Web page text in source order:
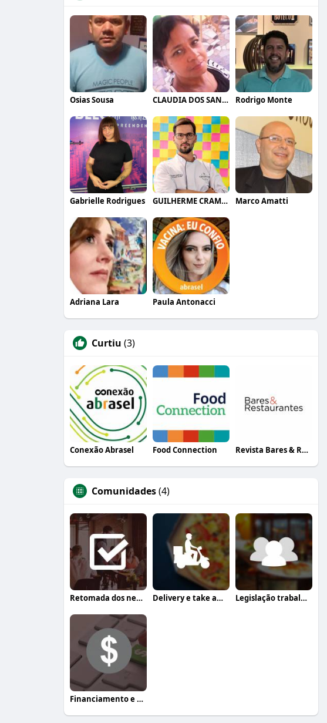
Osias Sousa CLAUDIA DOS SANTOS BONFIM Rodrigo Monte
Gabrielle Rodrigues GUILHERME CRAMER BALLE Marco Amatti
Adriana Lara Paula Antonacci
Curtiu (3)
Conexão Abrasel Food Connection Revista Bares & Restaurantes
Comunidades(4)
Retomada dos negócios Delivery e take away Legislação trabalhista
Financiamento e crédito